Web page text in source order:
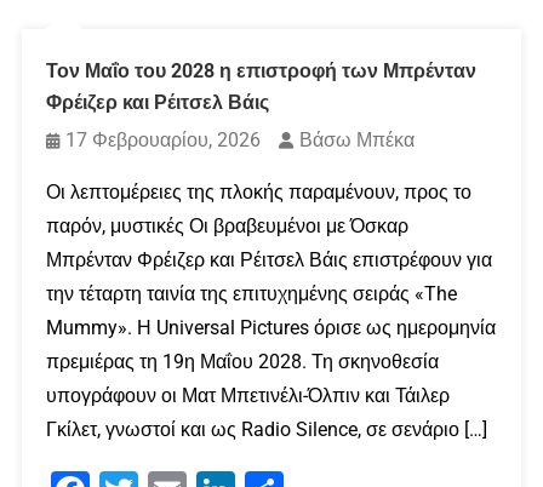
Τον Μαΐο του 2028 η επιστροφή των Μπρένταν
Φρέιζερ και Ρέιτσελ Βάις
17 Φεβρουαρίου, 2026
Βάσω Μπέκα
Οι λεπτομέρειες της πλοκής παραμένουν, προς το
παρόν, μυστικές Οι βραβευμένοι με Όσκαρ
Μπρένταν Φρέιζερ και Ρέιτσελ Βάις επιστρέφουν για
την τέταρτη ταινία της επιτυχημένης σειράς «The
Mummy». Η Universal Pictures όρισε ως ημερομηνία
πρεμιέρας τη 19η Μαΐου 2028. Τη σκηνοθεσία
υπογράφουν οι Ματ Μπετινέλι-Όλπιν και Τάιλερ
Γκίλετ, γνωστοί και ως Radio Silence, σε σενάριο […]